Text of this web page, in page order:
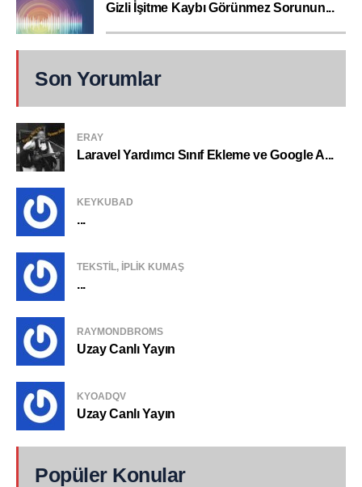
Gizli İşitme Kaybı Görünmez Sorunun...
Son Yorumlar
ERAY
Laravel Yardımcı Sınıf Ekleme ve Google A...
KEYKUBAD
...
TEKSTIL, IPLIK KUMAŞ
...
RAYMONDBROMS
Uzay Canlı Yayın
KYOADQV
Uzay Canlı Yayın
Popüler Konular